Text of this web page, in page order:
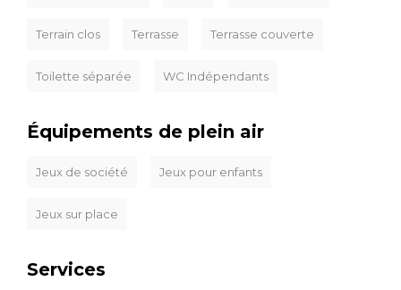
Terrain clos Terrasse Terrasse couverte
Toilette séparée WC Indépendants
Équipements de plein air
Jeux de société Jeux pour enfants
Jeux sur place
Services